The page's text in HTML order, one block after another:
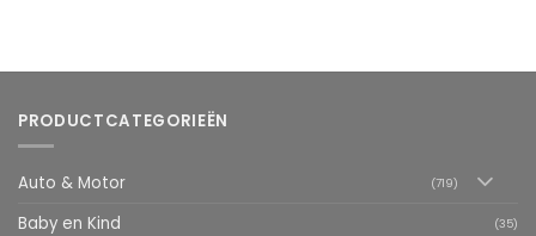
PRODUCTCATEGORIEËN
Auto & Motor (719)
Baby en Kind (35)